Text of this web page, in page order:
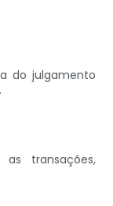
do julgamento
transações,